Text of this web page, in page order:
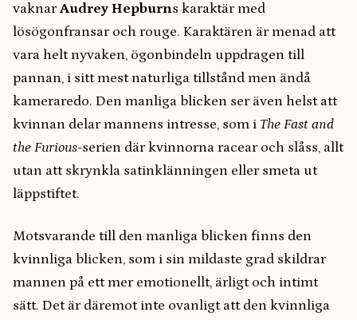
vaknarAudrey Hepburns karaktär med
lösögonfransar och rouge. Karaktären är menad att
vara helt nyvaken, ögonbindeln uppdragen till
pannan, i sitt mest naturliga tillstånd men ändå
kameraredo. Den manliga blicken ser även helst att
kvinnan delar mannens intresse, som i The Fast and
the Furious-serien där kvinnorna racear och slåss, allt
utan att skrynkla satinklänningen eller smeta ut
läppstiftet.
Motsvarande till den manliga blicken finns den
kvinnliga blicken, som i sin mildaste grad skildrar
mannen på ett mer emotionellt, ärligt och intimt
sätt. Det är däremot inte ovanligt att den kvinnliga